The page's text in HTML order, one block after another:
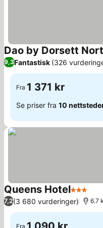
Dao by Dorsett
9,3Fantastisk (326
Fra 1 371 kr
Se priser fra 10
Queens Hotel3 Stjerner
7,2(3 680 vurderinger) 6.7
Fra